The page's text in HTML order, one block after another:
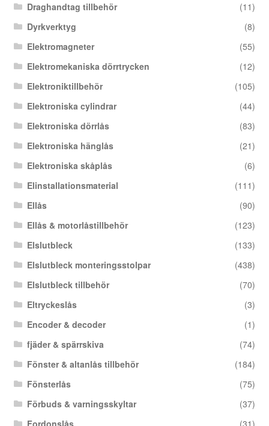
Draghandtag tillbehör
(11)
Dyrkverktyg
(8)
Elektromagneter
(55)
Elektromekaniska dörrtrycken
(12)
Elektroniktillbehör
(105)
Elektroniska cylindrar
(44)
Elektroniska dörrlås
(83)
Elektroniska hänglås
(21)
Elektroniska skåplås
(6)
Elinstallationsmaterial
(111)
Ellås
(90)
Ellås & motorlåstillbehör
(123)
Elslutbleck
(133)
Elslutbleck monteringsstolpar
(438)
Elslutbleck tillbehör
(70)
Eltryckeslås
(3)
Encoder & decoder
(1)
fjäder & spärrskiva
(74)
Fönster & altanlås tillbehör
(184)
Fönsterlås
(75)
Förbuds & varningsskyltar
(37)